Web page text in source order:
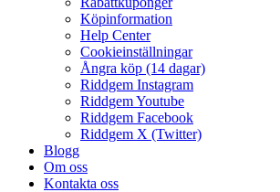
Köpinformation
Help Center
Cookieinställningar
Ångra köp (14 dagar)
Riddgem Instagram
Riddgem Youtube
Riddgem Facebook
Riddgem X (Twitter)
Blogg
Om oss
Kontakta oss